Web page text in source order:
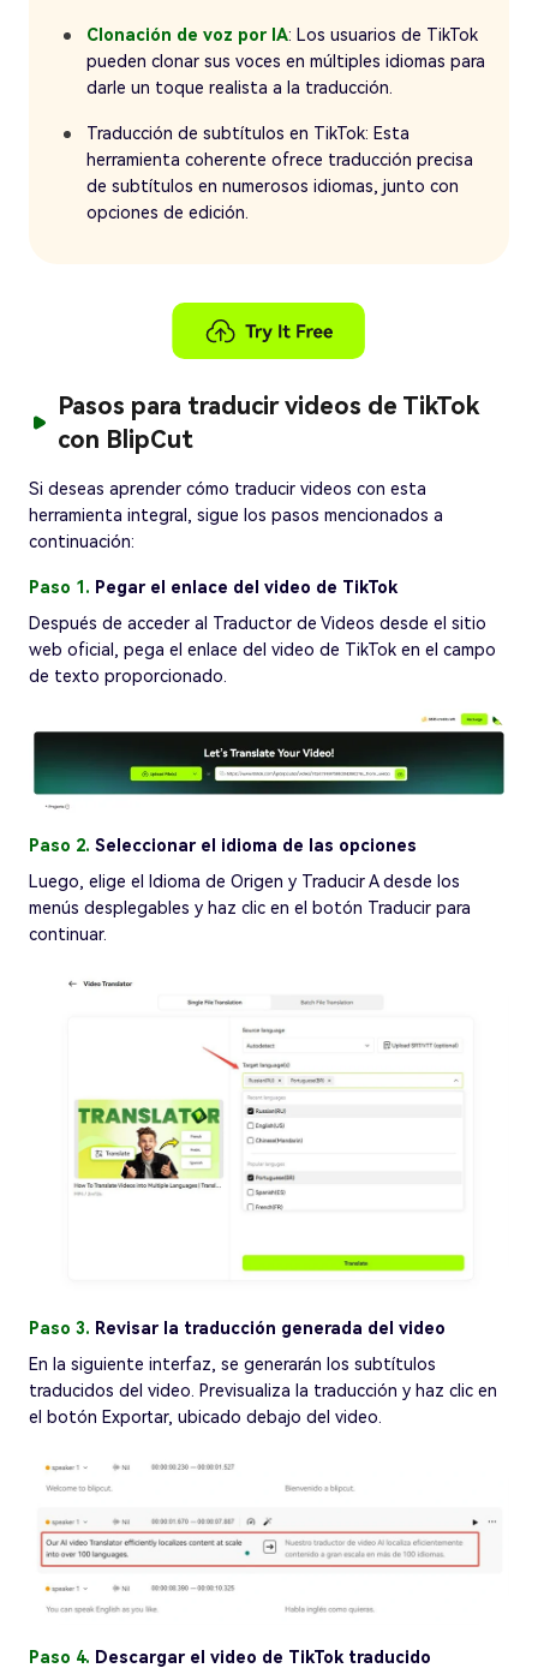
Clonación de voz por IA: Los usuarios de TikTok
pueden clonar sus voces en múltiples idiomas para
darle un toque realista a la traducción.
Traducción de subtítulos en TikTok: Esta
herramienta coherente ofrece traducción precisa
de subtítulos en numerosos idiomas, junto con
opciones de edición.
Pasos para traducir videos de TikTok
con BlipCut
Si deseas aprender cómo traducir videos con esta
herramienta integral, sigue los pasos mencionados a
continuación:
Paso 1. Pegar el enlace del video de TikTok
Después de acceder al Traductor de Videos desde el sitio
web oficial, pega el enlace del video de TikTok en el campo
de texto proporcionado.
Paso 2. Seleccionar el idioma de las opciones
Luego, elige el Idioma de Origen y Traducir A desde los
menús desplegables y haz clic en el botón Traducir para
continuar.
Paso 3. Revisar la traducción generada del video
En la siguiente interfaz, se generarán los subtítulos
traducidos del video. Previsualiza la traducción y haz clic en
el botón Exportar, ubicado debajo del video.
Paso 4. Descargar el video de TikTok traducido